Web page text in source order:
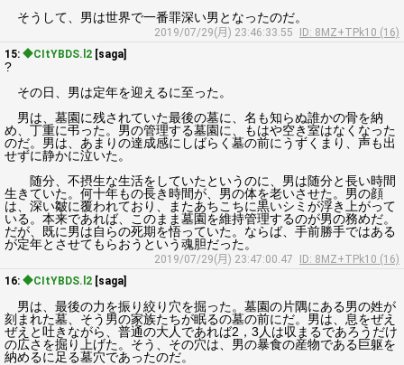
そうして、男は世界で一番罪深い男となったのだ。
2019/07/29(月) 23:46:33.55
ID: 8MZ+TPk10 (16)
15: ◆CItYBDS.l2 [saga]
?
その日、男は定年を迎えるに至った。
男は、墓園に残されていた最後の墓に、名も知らぬ誰かの骨を納
め、丁重に弔った。男の管理する墓園に、もはや空き室はなくなった
のだ。男は、あまりの達成感にしばらく墓の前にうずくまり、声も出
せずに静かに泣いた。
随分、不摂生な生活をしていたというのに、男は随分と長い時間
生きていた。何十年もの長き時間が、男の体を老いさせた。男の顔
は、深い皺に覆われており、またあちこちに黒いシミが浮き上がって
いる。本来であれば、このまま墓園を維持管理するのが男の務めだ。
だが、既に男は自らの死期を悟っていた。ならば、手前勝手ではある
が定年とさせてもらおうという魂胆だった。
2019/07/29(月) 23:47:00.47
ID: 8MZ+TPk10 (16)
16: ◆CItYBDS.l2 [saga]
男は、最後の力を振り絞り穴を掘った。墓園の片隅にある男の姓が
刻まれた墓、そう男の家族たちが眠るの墓の前にだ。男は、息をぜえ
ぜえと吐きながら、普通の大人であれば2，3人は収まるであろうだけ
の広さを掘り上げた。そう、その穴は、男の暴食の産物である巨躯を
納めるに足る墓穴であったのだ。